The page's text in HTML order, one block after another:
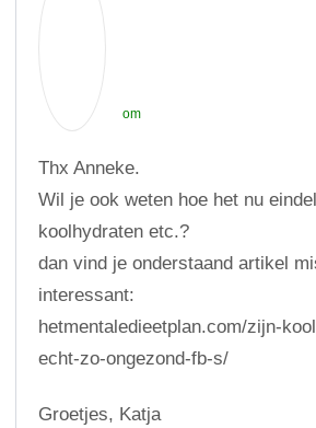
om
Thx Anneke.
Wil je ook weten hoe het nu
koolhydraten etc.?
dan vind je onderstaand artikel
interessant:
hetmentaledieetplan.com/zijn-
echt-zo-ongezond-fb-s/
Groetjes, Katja